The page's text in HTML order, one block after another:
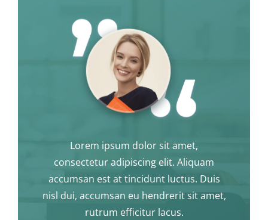
Lorem ipsum dolor sit amet,
consectetur adipiscing elit. Aliquam
accumsan est at tincidunt luctus. Duis
nisl dui, accumsan eu hendrerit sit amet,
rutrum efficitur lacus.